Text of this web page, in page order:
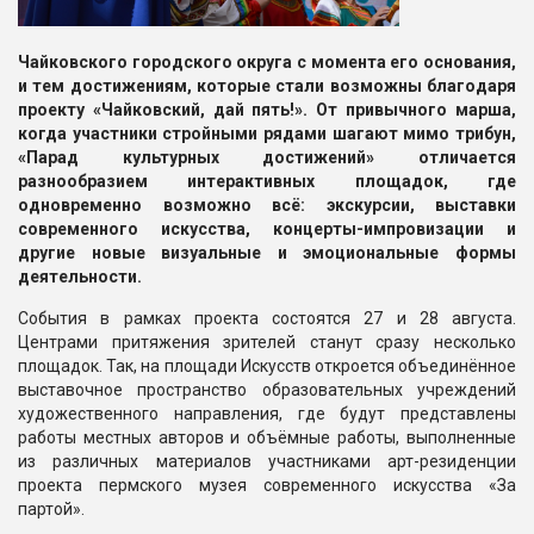
Чайковского городского округа с момента его основания,
и тем достижениям, которые стали возможны благодаря
проекту «Чайковский, дай пять!». От привычного марша,
когда участники стройными рядами шагают мимо трибун,
«Парад культурных достижений» отличается
разнообразием интерактивных площадок, где
одновременно возможно всё: экскурсии, выставки
современного искусства, концерты-импровизации и
другие новые визуальные и эмоциональные формы
деятельности.
События в рамках проекта состоятся 27 и 28 августа.
Центрами притяжения зрителей станут сразу несколько
площадок. Так, на площади Искусств откроется объединённое
выставочное пространство образовательных учреждений
художественного направления, где будут представлены
работы местных авторов и объёмные работы, выполненные
из различных материалов участниками арт-резиденции
проекта пермского музея современного искусства «За
партой».